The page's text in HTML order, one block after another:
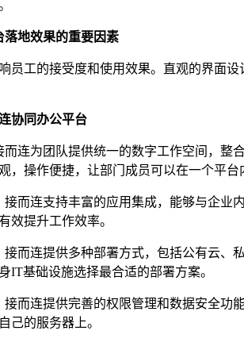
落地效果的重要因素
员工的接受度和使用效果。直观的界面
协同办公平台
而连为团队提供统一的数字工作空间，整
，操作便捷，让部门成员可以在一个平台
接而连支持丰富的应用集成，能够与企业
效提升工作效率。
接而连提供多种部署方式，包括公有云、
IT基础设施选择最合适的部署方案。
接而连提供完善的权限管理和数据安全功
己的服务器上。